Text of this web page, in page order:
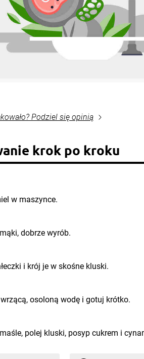
Podziel się opinią
krok po kroku
w maszynce.
dobrze wyrób.
i krój je w skośne kluski.
osoloną wodę i gotuj krótko.
polej kluski, posyp cukrem i